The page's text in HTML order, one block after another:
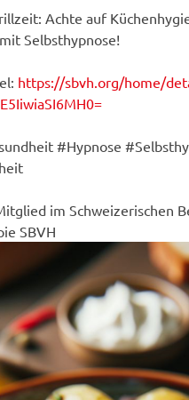
Achte auf
Selbsthypnose!
https://sbvh.org/home/
#Hypnose
im Schweizerischen
SBVH
Energie Bienpur